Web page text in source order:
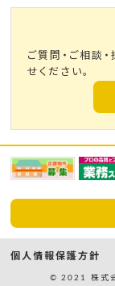
ご質問・ご相談
せください。
個人情報保護方針
© 2021 株式